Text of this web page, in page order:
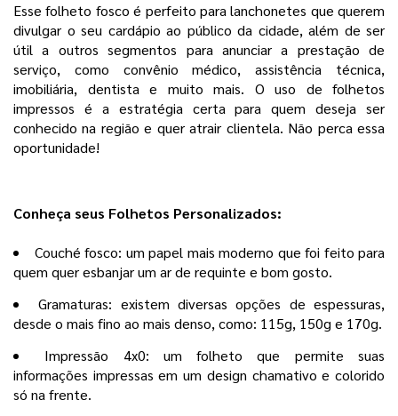
Esse folheto fosco é perfeito para lanchonetes que querem
divulgar o seu cardápio ao público da cidade, além de ser
útil a outros segmentos para anunciar a prestação de
serviço, como convênio médico, assistência técnica,
imobiliária, dentista e muito mais. O uso de folhetos
impressos é a estratégia certa para quem deseja ser
conhecido na região e quer atrair clientela. Não perca essa
oportunidade!
Conheça seus Folhetos Personalizados:
Couché fosco: um papel mais moderno que foi feito para
quem quer esbanjar um ar de requinte e bom gosto.
Gramaturas: existem diversas opções de espessuras,
desde o mais fino ao mais denso, como: 115g, 150g e 170g.
Impressão 4x0: um folheto que permite suas
informações impressas em um design chamativo e colorido
só na frente.